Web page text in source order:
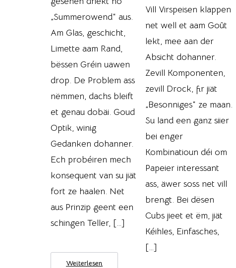
„Summerowend“ aus.
Am Glas, geschicht,
Limette aam Rand,
bëssen Gréin uawen
drop. De Problem ass
nëmmen, dachs bleift
et genau dobäi. Goud
Optik, winig
Gedanken dohanner.
Ech probéiren mech
konsequent van su jiät
fort ze haalen. Net
aus Prinzip geent een
schingen Teller, […]
Weiterlesen
Vill Virspeisen klappen
net well et aam Goût
lekt, mee aan der
Absicht dohanner.
Zevill Komponenten,
zevill Drock, fir jiät
„Besonniges“ ze maan.
Su land een ganz siier
bei enger
Kombinatioun déi om
Papeier interessant
ass, äwer soss net vill
brengt. Bei dësen
Cubs jieet et ëm, jiät
Kéihles, Einfasches,
[…]